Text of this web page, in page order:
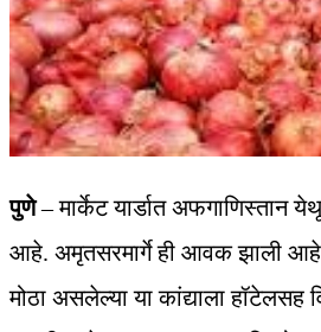
पुणे– मार्केट यार्डात अफगाणिस्तान
आहे. अमृतसरमार्गे ही आवक झाली
मोठा असलेल्या या कांद्याला हॉटेलसह